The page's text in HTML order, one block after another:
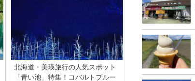
ペンション名。ヨーロッパの田園を思わ
せる風景は、写真を見ただけだとまさか
こを撮っても絵になるこのお宿で、憧れ
のカントリー生活を体験してみません
か？
北海道・美瑛旅行の人気スポット
「青い池」特集！コバルトブルー